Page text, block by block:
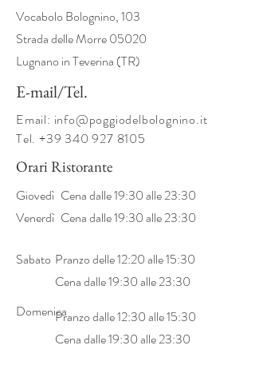
Vocabolo Bolognino, 103
Strada delle Morre 05020
Lugnano in Teverina (TR)
E-mail/Tel.
​Email: info@poggiodelbolognino.it
Tel. +39 340 927 8105
Orari Ristorante
Giovedì
Venerdì
Cena dalle 19:30 alle 23:30
Cena dalle 19:30 alle 23:30
Sabato Pranzo delle 12:20 alle 15:30
Cena dalle 19:30 alle 23:30
DomenicaPranzo dalle 12:30 alle 15:30
Cena dalle 19:30 alle 23:30